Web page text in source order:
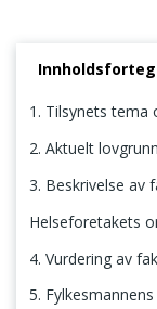
1. Tilsynets tema
2. Aktuelt
3. Beskrivelse av
Helseforetakets
4. Vurdering av
5.